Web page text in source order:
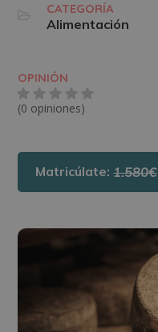
CATEGORÍA
Alimentación
OPINIÓN
(0 opiniones)
Matricúlate:1.580€